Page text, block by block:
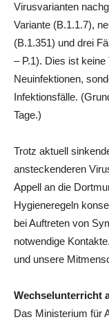
Virusvarianten
Variante (B.1.1.7),
(B.1.351) und drei
– P.1). Dies ist
Neuinfektionen,
Infektionsfälle.
Tage.)
Trotz aktuell
ansteckenderen
Appell an die
Hygieneregeln
bei Auftreten von
notwendige
und unsere
Wechselunterricht
Das Ministerium für